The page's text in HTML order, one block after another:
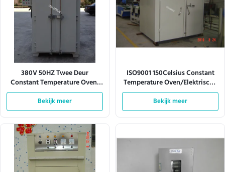
380V 50HZ Twee Deur
Constant Temperature Oven,
W1300Mm-Ontploffings
Droogoven
Bekijk meer
ISO9001 150Celsius Constant
Temperature Oven/Elektrische
Droogoven
Bekijk meer